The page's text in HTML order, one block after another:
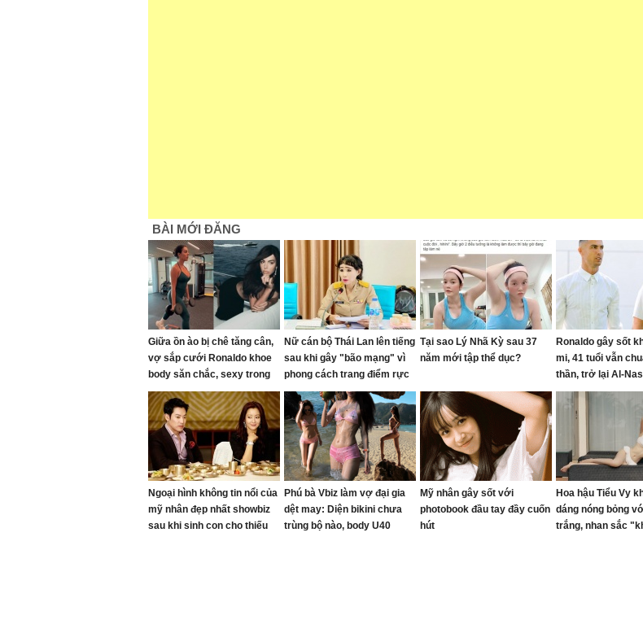
BÀI MỚI ĐĂNG
Giữa ồn ào bị chê tăng cân,
vợ sắp cưới Ronaldo khoe
body săn chắc, sexy trong
phòng gym, visual đủ sức
dập tắt mọi lời chê bai
Nữ cán bộ Thái Lan lên tiếng
sau khi gây "bão mạng" vì
phong cách trang điểm rực
rỡ trong cuộc họp ngân
sách
Tại sao Lý Nhã Kỳ sau 37
năm mới tập thể dục?
Ronaldo gây sốt
mi, 41 tuổi vẫn
thần, trở lại Al-
World Cup
Ngoại hình không tin nổi của
mỹ nhân đẹp nhất showbiz
sau khi sinh con cho thiếu
Phú bà Vbiz làm vợ đại gia
dệt may: Diện bikini chưa
trùng bộ nào, body U40
Mỹ nhân gây sốt với
photobook đầu tay đầy cuốn
hút
Hoa hậu Tiểu Vy
dáng nóng bỏng
trắng, nhan sắc